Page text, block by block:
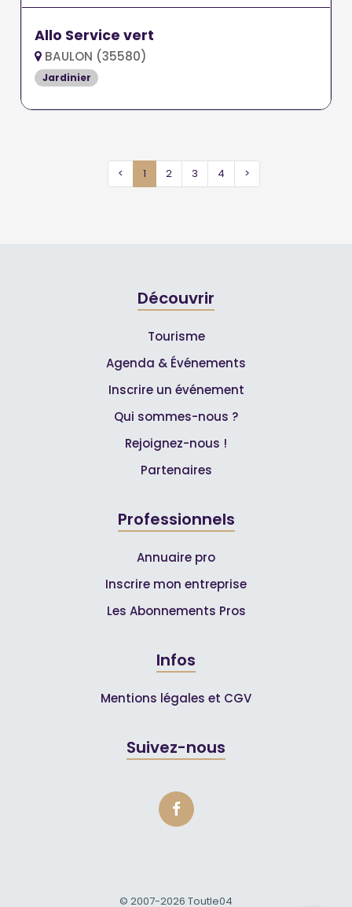
Allo Service vert
BAULON (35580)
Jardinier
< 1 2 3 4 >
Découvrir
Tourisme
Agenda & Événements
Inscrire un événement
Qui sommes-nous ?
Rejoignez-nous !
Partenaires
Professionnels
Annuaire pro
Inscrire mon entreprise
Les Abonnements Pros
Infos
Mentions légales et CGV
Suivez-nous
© 2007-2026 Toutle04